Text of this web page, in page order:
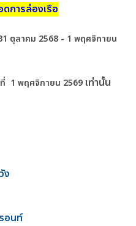
การล่องเรือ
ตุลาคม 2568 - 1 พฤศจิกายน
1 พฤศจิกายน 2569 เท่านั้น
ง
อนท์